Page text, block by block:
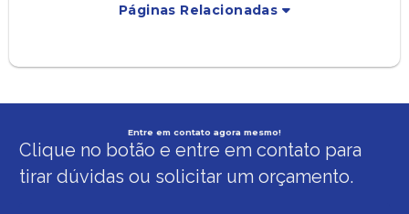
Páginas Relacionadas
Entre em contato agora mesmo!
Clique no botão e entre em contato para
tirar dúvidas ou solicitar um orçamento.